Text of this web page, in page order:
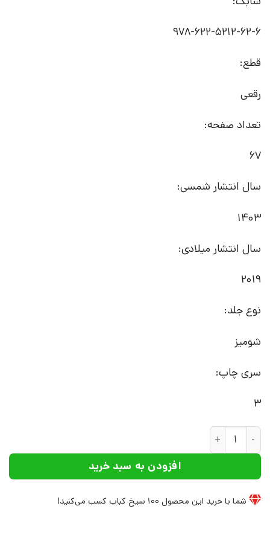
قطع:
رقعی
تعداد صفحه:
67
سال انتشار شمسی:
1403
سال انتشار میلادی:
2019
نوع جلد:
شومیز
سری چاپ:
3
کتاب نیوتن و انجمن ستاره شناسان | انتشارات کتاب چ عدد
افزودن به سبد خرید
شما با خرید این محصول 100 سیخ کباب کسب می‌کنید!